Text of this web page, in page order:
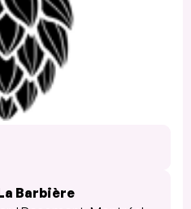
Barbière